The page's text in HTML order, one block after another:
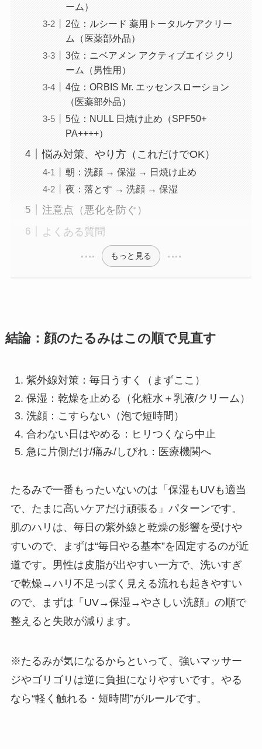
ーム）
2位：ルシード 薬用トータルケアクリー
ム（医薬部外品）
3位：ニベアメン アクティブエイジ クリ
ーム（男性用）
4位：ORBIS Mr. エッセンスローション
（医薬部外品）
5位：NULL 日焼け止め（SPF50+
PA++++）
悩み対策、やり方（これだけでOK）
朝：洗顔 → 保湿 → 日焼け止め
夜：落とす → 洗顔 → 保湿
注意点（悪化を防ぐ）
よくある質問
もっと見る
結論：顔のたるみはこの順で見直す
紫外線対策：毎日うすく（まずここ）
保湿：乾燥を止める（化粧水＋乳液/クリーム）
洗顔：こすらない（泡で短時間）
合わない日はやめる：ヒリつくなら中止
急に片側だけ/痛み/しびれ：医療機関へ
たるみで一番もったいないのは「保湿もUVも適当
で、たまに高いケアだけ頑張る」パターンです。
肌のハリは、毎日の紫外線と乾燥の影響を受けや
すいので、まずは“毎日やる基本”を固定するのが近
道です。男性は皮脂が出やすい一方で、洗いすぎ
で乾燥→ハリ不足っぽく見える流れも起きやすい
ので、まずは「UV→保湿→やさしい洗顔」の順で
整えると失敗が減ります。
※たるみが気になるからといって、強いマッサー
ジやゴリゴリは逆に負担になりやすいです。やる
なら“軽く触れる・短時間”がルールです。